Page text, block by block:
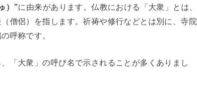
）”に由来があります。仏教における「大衆」とは、
僧侶）を指します。祈祷や修行などとは別に、寺院
呼称です。
「大衆」の呼び名で示されることが多くありまし